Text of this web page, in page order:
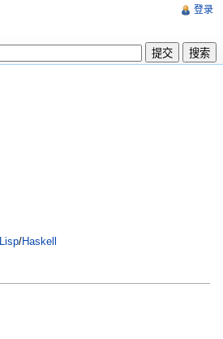
Lisp/Haskell
登录